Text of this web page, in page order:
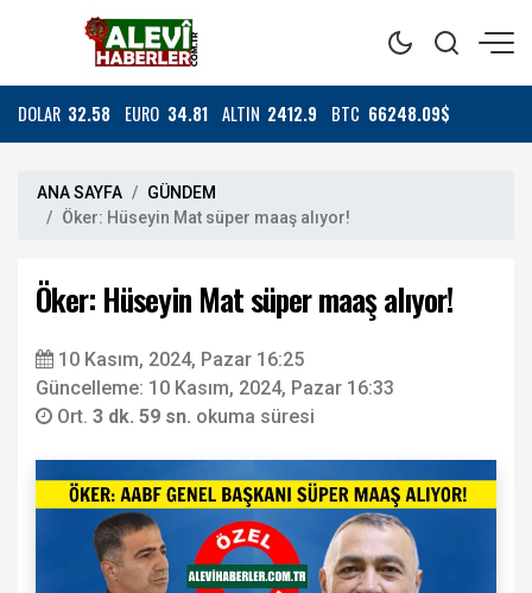
DOLAR 32.58 EURO 34.81 ALTIN 2412.9 BTC 66248.09$
ANA SAYFA
GÜNDEM
Öker: Hüseyin Mat süper maaş alıyor!
Öker: Hüseyin Mat süper maaş alıyor!
10 Kasım, 2024, Pazar 16:25
Güncelleme: 10 Kasım, 2024, Pazar 16:33
Ort. 3 dk. 59 sn. okuma süresi